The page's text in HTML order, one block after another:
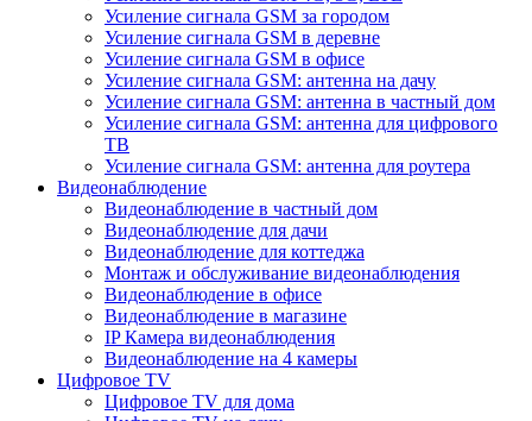
Усиление сигнала GSM за городом
Усиление сигнала GSM в деревне
Усиление сигнала GSM в офисе
Усиление сигнала GSM: антенна на дачу
Усиление сигнала GSM: антенна в частный дом
Усиление сигнала GSM: антенна для цифрового
ТВ
Усиление сигнала GSM: антенна для роутера
Видеонаблюдение
Видеонаблюдение в частный дом
Видеонаблюдение для дачи
Видеонаблюдение для коттеджа
Монтаж и обслуживание видеонаблюдения
Видеонаблюдение в офисе
Видеонаблюдение в магазине
IP Камера видеонаблюдения
Видеонаблюдение на 4 камеры
Цифровое TV
Цифровое TV для дома